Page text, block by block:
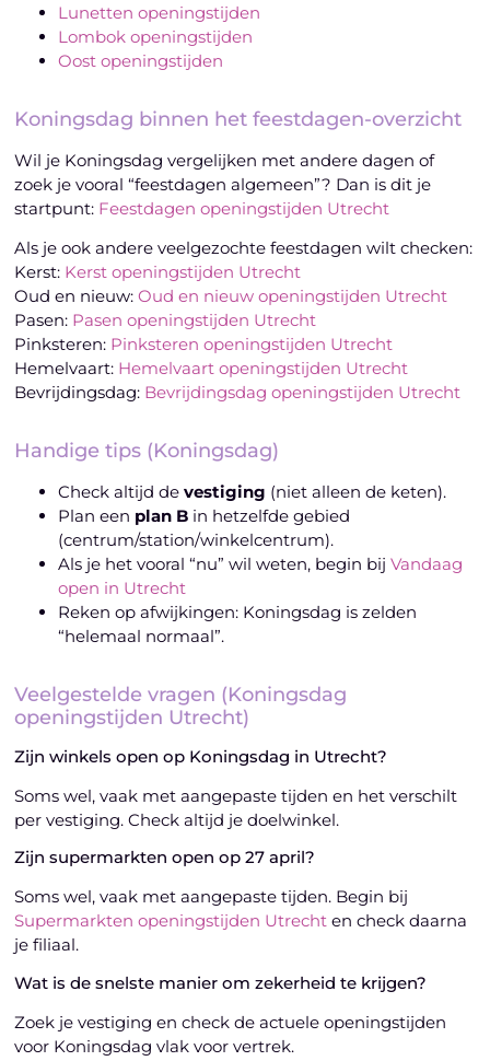
Lunetten openingstijden
Lombok openingstijden
Oost openingstijden
Koningsdag binnen het feestdagen-overzicht
Wil je Koningsdag vergelijken met andere dagen of
zoek je vooral “feestdagen algemeen”? Dan is dit je
startpunt: Feestdagen openingstijden Utrecht
Als je ook andere veelgezochte feestdagen wilt checken:
Kerst: Kerst openingstijden Utrecht
Oud en nieuw:Oud en nieuw openingstijden Utrecht
Pasen: Pasen openingstijden Utrecht
Pinksteren: Pinksteren openingstijden Utrecht
Hemelvaart: Hemelvaart openingstijden Utrecht
Bevrijdingsdag: Bevrijdingsdag openingstijden Utrecht
Handige tips (Koningsdag)
Check altijd devestiging (niet alleen de keten).
Plan een plan B in hetzelfde gebied
(centrum/station/winkelcentrum).
Als je het vooral “nu” wil weten, begin bijVandaag
open in Utrecht
Reken op afwijkingen: Koningsdag is zelden
“helemaal normaal”.
Veelgestelde vragen (Koningsdag
openingstijden Utrecht)
Zijn winkels open op Koningsdag in Utrecht?
Soms wel, vaak met aangepaste tijden en het verschilt
per vestiging. Check altijd je doelwinkel.
Zijn supermarkten open op 27 april?
Soms wel, vaak met aangepaste tijden. Begin bij
Supermarkten openingstijden Utrecht en check daarna
je filiaal.
Wat is de snelste manier om zekerheid te krijgen?
Zoek je vestiging en check de actuele openingstijden
voor Koningsdag vlak voor vertrek.